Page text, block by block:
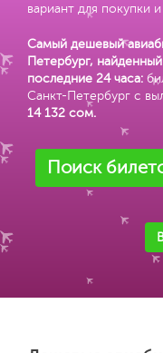
вариант для покупки
Самый дешевый
Петербург,
последние 24 часа:
Санкт-Петербург с
14 132 сом.
Поиск